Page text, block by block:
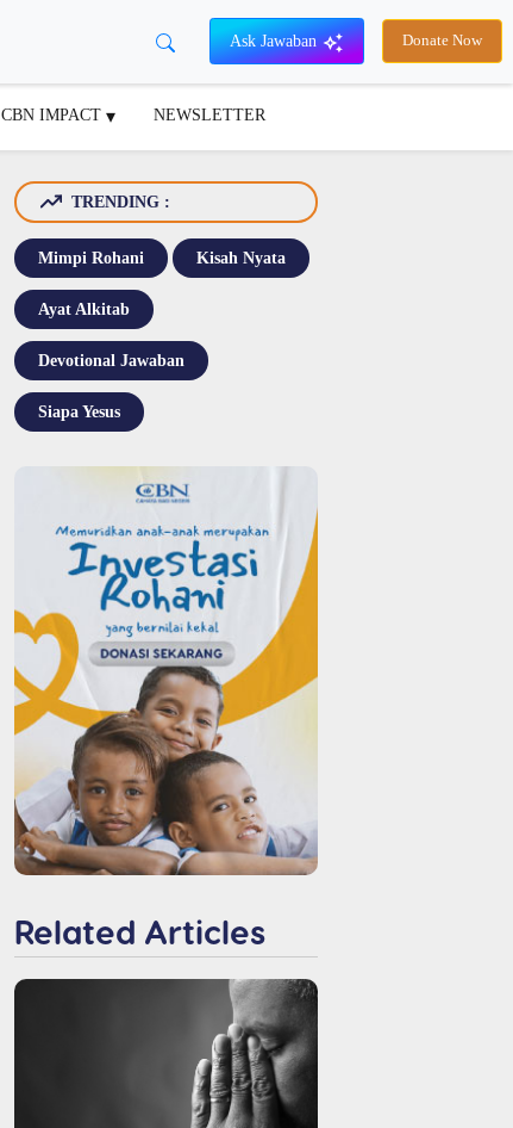
Ask Jawaban Donate Now
CBN IMPACT NEWSLETTER
TRENDING :
Mimpi Rohani Kisah Nyata
Ayat Alkitab
Devotional Jawaban
Siapa Yesus
Related Articles